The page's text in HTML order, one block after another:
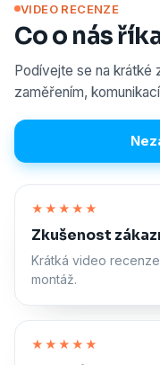
VIDEO RECENZE
Co o nás
Podívejte se na krátké
zaměřením,
★★★★★
Zkušenost
Krátká video
montáž.
★★★★★